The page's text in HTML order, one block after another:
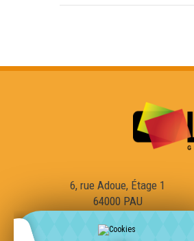
6, rue Adoue, Étage 1
64000 PAU